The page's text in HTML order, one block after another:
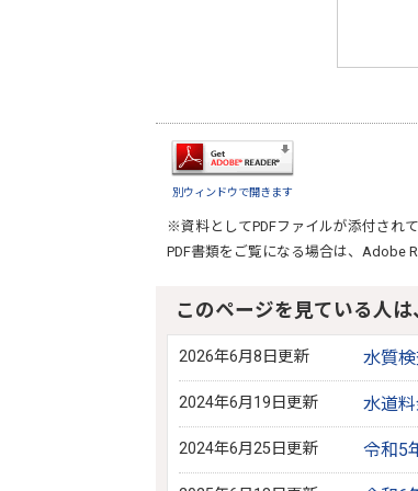
別ウィンドウで開きます
※資料としてPDFファイルが添付されて
PDF書類をご覧になる場合は、 Adobe
このページを見ている人は
2026年6月8日更新 水質
2024年6月19日更新 水道
2024年6月25日更新 令和5